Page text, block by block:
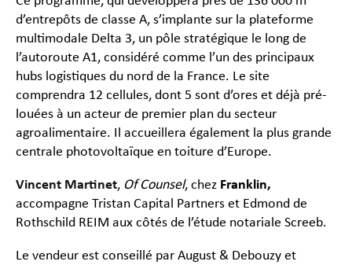
d’entrepôts de classe A, s’implante sur la plateforme
multimodale Delta 3, un pôle stratégique le long de
l’autoroute A1, considéré comme l’un des principaux
hubs logistiques du nord de la France. Le site
comprendra 12 cellules, dont 5 sont d’ores et déjà pré-
louées à un acteur de premier plan du secteur
agroalimentaire. Il accueillera également la plus grande
centrale photovoltaïque en toiture d’Europe.
Vincent Martinet, Of Counsel, chez Franklin,
accompagne Tristan Capital Partners et Edmond de
Rothschild REIM aux côtés de l’étude notariale Screeb.
Le vendeur est conseillé par August & Debouzy et